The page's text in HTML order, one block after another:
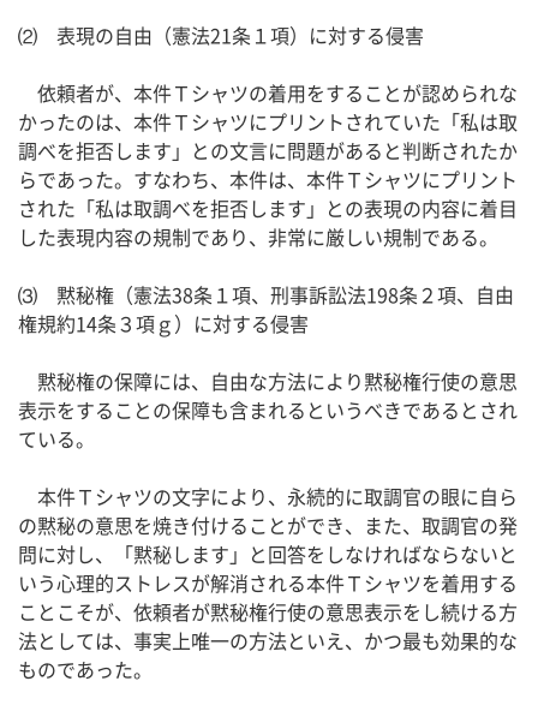
⑵ 表現の自由（憲法21条１項）に対する侵害
依頼者が、本件Ｔシャツの着用をすることが認められな
かったのは、本件Ｔシャツにプリントされていた「私は取
調べを拒否します」との文言に問題があると判断されたか
らであった。すなわち、本件は、本件Ｔシャツにプリント
された「私は取調べを拒否します」との表現の内容に着目
した表現内容の規制であり、非常に厳しい規制である。
⑶ 黙秘権（憲法38条１項、刑事訴訟法198条２項、自由
権規約14条３項ｇ）に対する侵害
黙秘権の保障には、自由な方法により黙秘権行使の意思
表示をすることの保障も含まれるというべきであるとされ
ている。
本件Ｔシャツの文字により、永続的に取調官の眼に自ら
の黙秘の意思を焼き付けることができ、また、取調官の発
問に対し、「黙秘します」と回答をしなければならないと
いう心理的ストレスが解消される本件Ｔシャツを着用する
ことこそが、依頼者が黙秘権行使の意思表示をし続ける方
法としては、事実上唯一の方法といえ、かつ最も効果的な
ものであった。